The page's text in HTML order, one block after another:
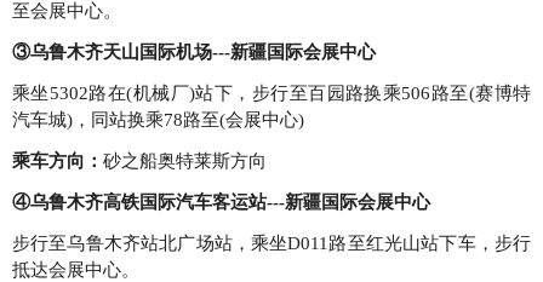
至会展中心。
③乌鲁木齐天山国际机场---新疆国际会展中心
乘坐5302路在(机械厂)站下，步行至百园路换乘506路至(赛博特
汽车城)，同站换乘78路至(会展中心)
乘车方向： 砂之船奥特莱斯方向
④乌鲁木齐高铁国际汽车客运站---新疆国际会展中心
步行至乌鲁木齐站北广场站，乘坐D011路至红光山站下车，步行
抵达会展中心。